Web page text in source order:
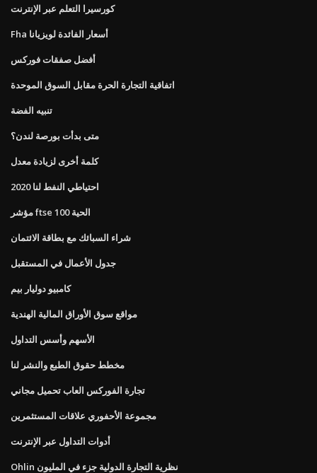
كورسيرا التعلم عبر الإنترنت
Fha أسعار الفائدة لويزيانا
أفضل صفقات فوركس
اتفاقية التجارة الحرة مقابل السوق الموحدة
تنبيه الفضة
متى بدأت بورصة لندن؟
كلمة أخرى لزيادة معدل
احتياطي النفط لنا 2020
مؤشر ftse 100 الحية
شراء السبائك مع بطاقة الائتمان
جدول الأعمال في المستقبل
كامبيو دوليار بيم
مواقع سوق الأوراق المالية الهندية
الأسهم وأسس التداول
مخطط حقوق الطبع والنشر لنا
تجارة الفوركس العاب تحميل مجاني
مجموعة الأحفوري علاقات المستثمرين
أدوات التداول عبر الإنترنت
Ohlin نظرية التجارة الدولية جزء في المليون